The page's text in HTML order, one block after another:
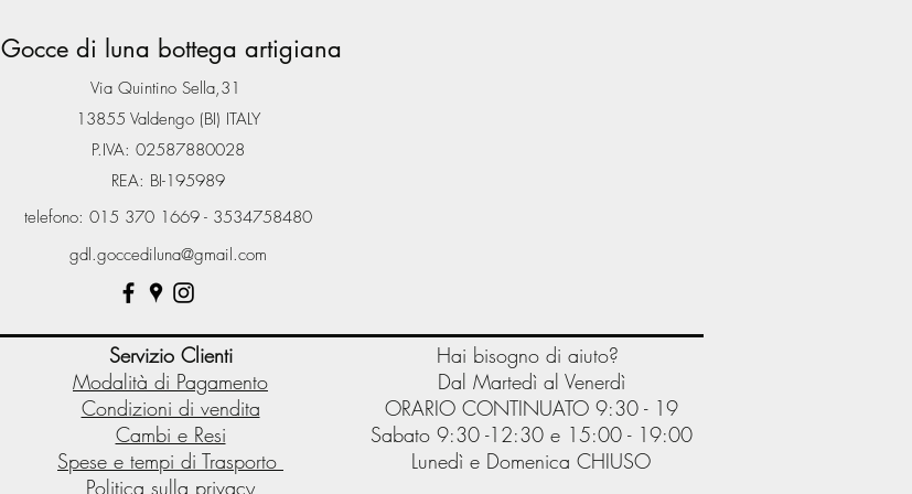
Gocce di luna bottega artigiana
Via Quintino Sella,31
13855 Valdengo (BI) ITALY
P.IVA: 02587880028
REA: BI-195989
telefono: 015 370 1669 - 3534758480
gdl.goccediluna@gmail.com
Servizio Clienti
Modalità di Pagamento
Condizioni di vendita
Cambi e Resi
Spese e tempi di Trasporto
Politica sulla privacy
Hai bisogno di aiuto?
Dal Martedì al Venerdì
ORARIO CONTINUATO 9:30 - 19
Sabato 9:30 -12:30 e 15:00 - 19:00
Lunedì e Domenica CHIUSO